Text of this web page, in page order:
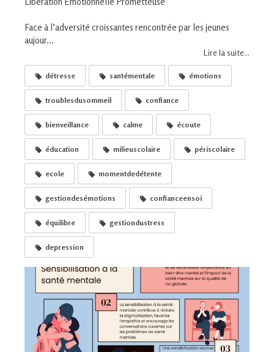
Face à l’adversité croissantes rencontrée par les jeunes
aujour...
Lire la suite...
détresse santémentale émotions
troublesdusommeil confiance
bienveillance calme écoute
éducation milieuscolaire périscolaire
ecole momentdedétente
gestiondesémotions confianceensoi
équilibre gestiondustress
depression